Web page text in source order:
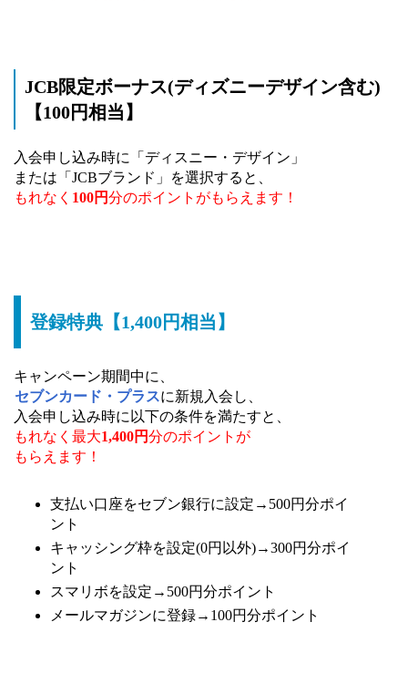
JCB限定ボーナス(ディズニーデザイン含む)
【100円相当】
入会申し込み時に「ディスニー・デザイン」
または「JCBブランド」を選択すると、
もれなく 100円分のポイントがもらえます！
登録特典【1,400円相当】
キャンペーン期間中に、
セブンカード・プラスに新規入会し、
入会申し込み時に以下の条件を満たすと、
もれなく最大1,400円分のポイントが
もらえます！
支払い口座をセブン銀行に設定→500円分ポイ
ント
キャッシング枠を設定(0円以外)→300円分ポイ
ント
スマリボを設定→500円分ポイント
メールマガジンに登録→100円分ポイント